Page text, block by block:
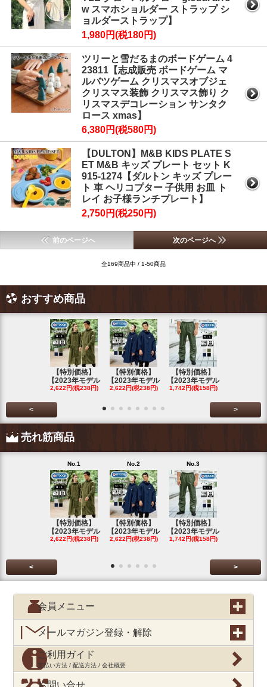
w スマホショルダー ストラップ シ
ョルダーストラップ】
1,980円(税180円)
ツリーと雪だるまのボードゲーム 4
23811【志成販売 ボードゲーム マ
ルバツゲーム クリスマスオブジェ
クリスマス装飾 クリスマス飾り ク
リスマスデコレーション サンタク
ロース xmas】
6,380円(税580円)
【DULTON】M&B KIDS PLATE S
ET M&B キッズ プレート セット K
915-1274【ダルトン キッズ プレー
ト 車 ヘリコプター 子供用 お皿 ト
レイ お子様ランチプレート】
2,750円(税250円)
前のページへ 次のページへ
全169商品中 / 1-50商品
おすすめ商品
【特別価格】
【2023年モデル
2,622円(税238円)
【特別価格】
【2023年モデル
2,622円(税238円)
【特別価格】
【2023年モデル
1,742円(税158円)
< >
売れ筋商品
No.1
【特別価格】
【2023年モデル
2,622円(税238円)
No.2
【特別価格】
【2023年モデル
2,622円(税238円)
No.3
【特別価格】
【2023年モデル
1,742円(税158円)
< >
会員メニュー
メールマガジン登録・解除
ご利用ガイド
支払い方法 / 配送方法 / 会社概要
お問い合せ